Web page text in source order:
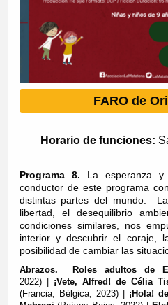
FARO de
Horario de funciones:
Programa 8. La esperanza
conductor de este programa
distintas partes del mundo.
libertad, el desequilibrio
condiciones similares, nos
interior y descubrir el coraje,
posibilidad de cambiar las
Abrazos. Roles adultos de
2022) | ¡Vete, Alfred! de Célia
(Francia, Bélgica, 2023)
¡Hola!